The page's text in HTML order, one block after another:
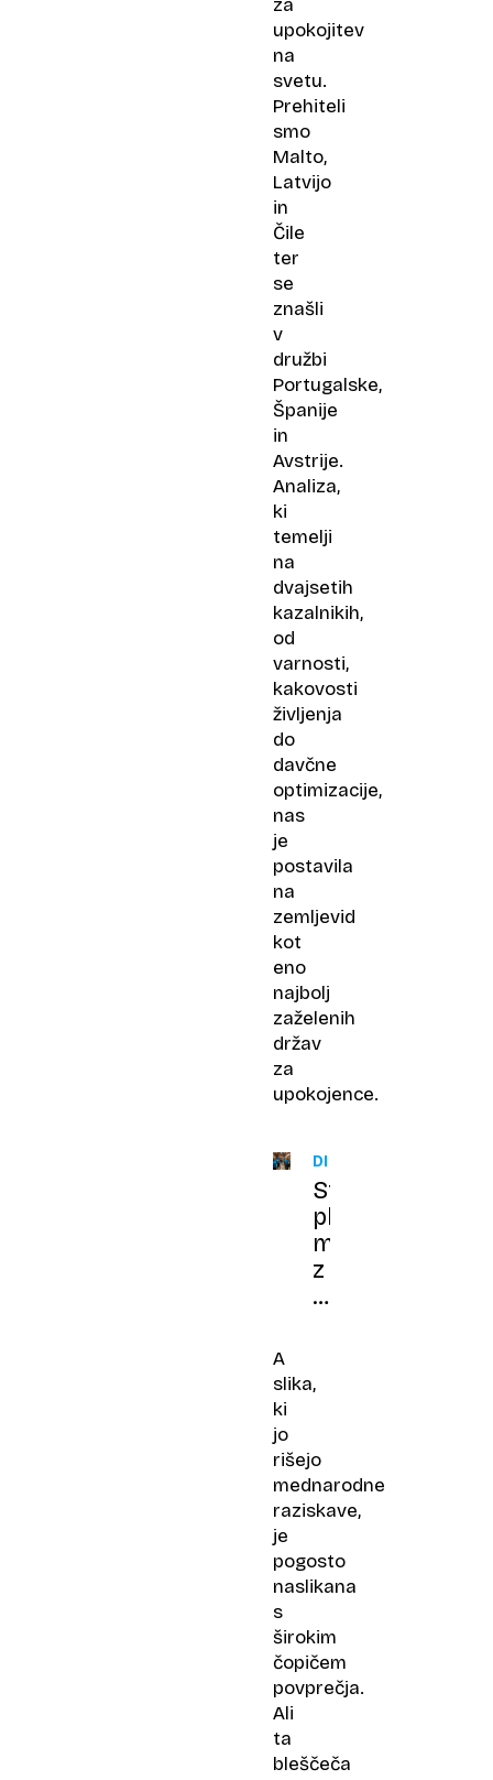
za
upokojitev
na
svetu.
Prehiteli
smo
Malto,
Latvijo
in
Čile
ter
se
znašli
v
družbi
Portugalske,
Španije
in
Avstrije.
Analiza,
ki
temelji
na
dvajsetih
kazalnikih,
od
varnosti,
kakovosti
življenja
do
davčne
optimizacije,
nas
je
postavila
na
zemljevid
kot
eno
najbolj
zaželenih
držav
za
upokojence.
DRUŽBA
Starost
pleše,
miga
z
boki
A
slika,
ki
jo
rišejo
mednarodne
raziskave,
je
pogosto
naslikana
s
širokim
čopičem
povprečja.
Ali
ta
bleščeča